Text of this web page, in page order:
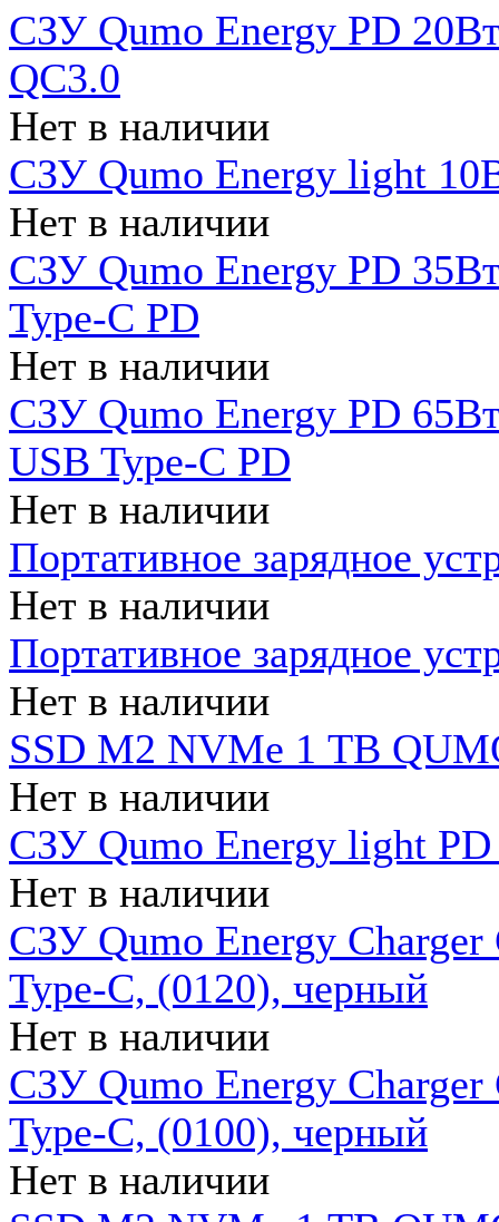
СЗУ Qumo Energy PD
QC3.0
Нет в наличии
СЗУ Qumo Energy light
Нет в наличии
СЗУ Qumo Energy PD
Type-C PD
Нет в наличии
СЗУ Qumo Energy PD
USB Type-C PD
Нет в наличии
Портативное зарядное
Нет в наличии
Портативное зарядное
Нет в наличии
SSD M2 NVMe 1 ТB
Нет в наличии
СЗУ Qumo Energy light PD
Нет в наличии
СЗУ Qumo Energy
Type-C, (0120), черный
Нет в наличии
СЗУ Qumo Energy
Type-C, (0100), черный
Нет в наличии